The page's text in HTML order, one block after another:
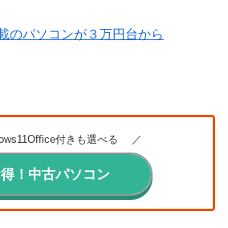
のパソコンが３万円台から
付きも選べる ／
！中古パソコン